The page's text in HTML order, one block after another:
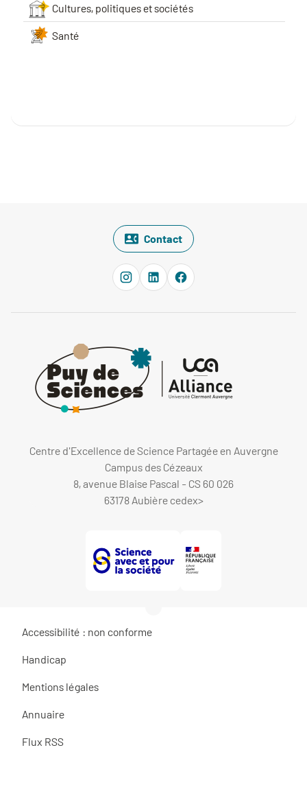
Cultures, politiques et sociétés
Santé
Contact
Centre d'Excellence de Science Partagée en Auvergne
Campus des Cézeaux
8, avenue Blaise Pascal - CS 60 026
63178 Aubière cedex>
Accessibilité : non conforme
Handicap
Mentions légales
Annuaire
Flux RSS